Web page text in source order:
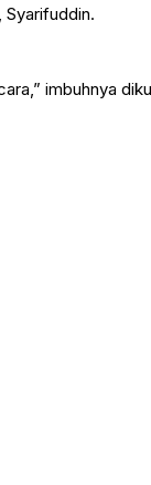
Syarifuddin.
imbuhnya